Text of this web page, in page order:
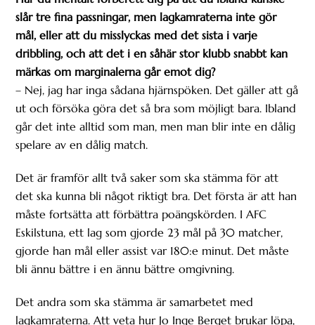
slår tre fina passningar, men lagkamraterna inte gör
mål, eller att du misslyckas med det sista i varje
dribbling, och att det i en såhär stor klubb snabbt kan
märkas om marginalerna går emot dig?
– Nej, jag har inga sådana hjärnspöken. Det gäller att gå
ut och försöka göra det så bra som möjligt bara. Ibland
går det inte alltid som man, men man blir inte en dålig
spelare av en dålig match.
Det är framför allt två saker som ska stämma för att
det ska kunna bli något riktigt bra. Det första är att han
måste fortsätta att förbättra poängskörden. I AFC
Eskilstuna, ett lag som gjorde 23 mål på 30 matcher,
gjorde han mål eller assist var 180:e minut. Det måste
bli ännu bättre i en ännu bättre omgivning.
Det andra som ska stämma är samarbetet med
lagkamraterna. Att veta hur Jo Inge Berget brukar löpa,